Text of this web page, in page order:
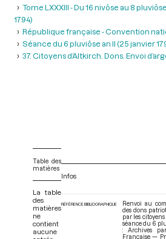
Tome LXXXIII - Du 16 nivôse au 8
1794)
République française - Convention
Séance du 6 pluviôse an II (25 janvier
37. Citoyens d’Altkirch. Dons. Envoi
Table des
matières
La table
des
matières
ne
contient
aucune
Infos
RÉFÉRENCE BIBLIOGRAPHIQUE
Renvoi au
des dons
par les
séance du 6
: Archives
Française —